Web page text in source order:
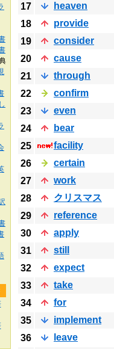
17
heaven
18
provide
19
consider
20
cause
21
through
22
confirm
23
even
24
bear
25
facility
26
certain
27
work
28
クリスマス
29
reference
30
apply
31
still
32
expect
33
take
34
for
35
implement
36
leave